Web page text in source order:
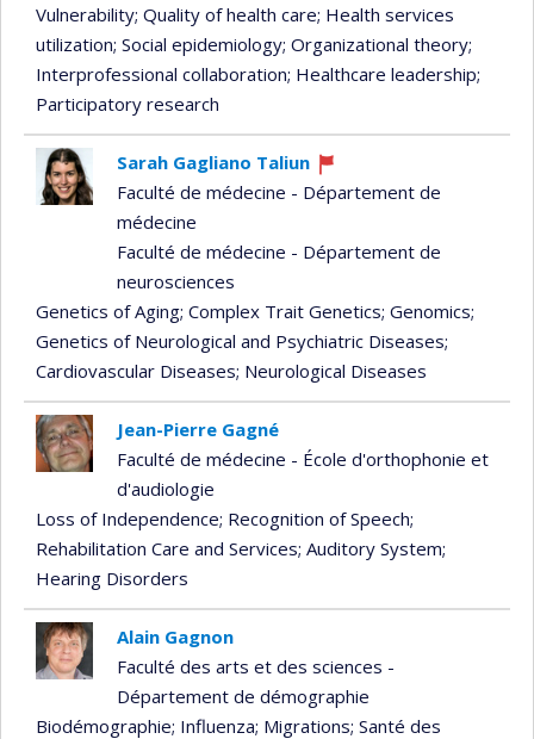
Vulnerability; Quality of health care; Health services
utilization; Social epidemiology; Organizational theory;
Interprofessional collaboration; Healthcare leadership;
Participatory research
Sarah Gagliano Taliun
Currently
recruiting
Faculté de médecine - Département de
médecine
Faculté de médecine - Département de
neurosciences
Genetics of Aging; Complex Trait Genetics; Genomics;
Genetics of Neurological and Psychiatric Diseases;
Cardiovascular Diseases; Neurological Diseases
Jean-Pierre Gagné
Faculté de médecine - École d'orthophonie et
d'audiologie
Loss of Independence; Recognition of Speech;
Rehabilitation Care and Services; Auditory System;
Hearing Disorders
Alain Gagnon
Faculté des arts et des sciences -
Département de démographie
Biodémographie; Influenza; Migrations; Santé des